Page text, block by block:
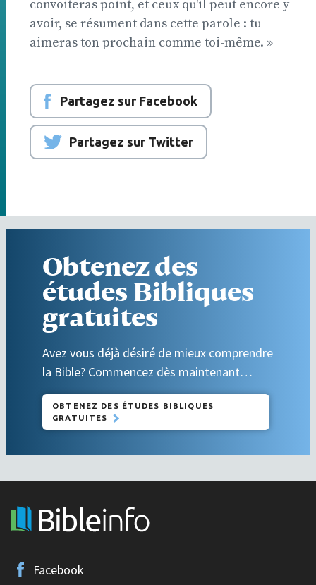
convoiteras point, et ceux qu'il peut encore y
avoir, se résument dans cette parole : tu
aimeras ton prochain comme toi-même. »
Partagez sur Facebook
Partagez sur Twitter
Obtenez des
études Bibliques
gratuites
Avez vous déjà désiré de mieux comprendre
la Bible? Commencez dès maintenant…
OBTENEZ DES ÉTUDES BIBLIQUES
GRATUITES
Facebook